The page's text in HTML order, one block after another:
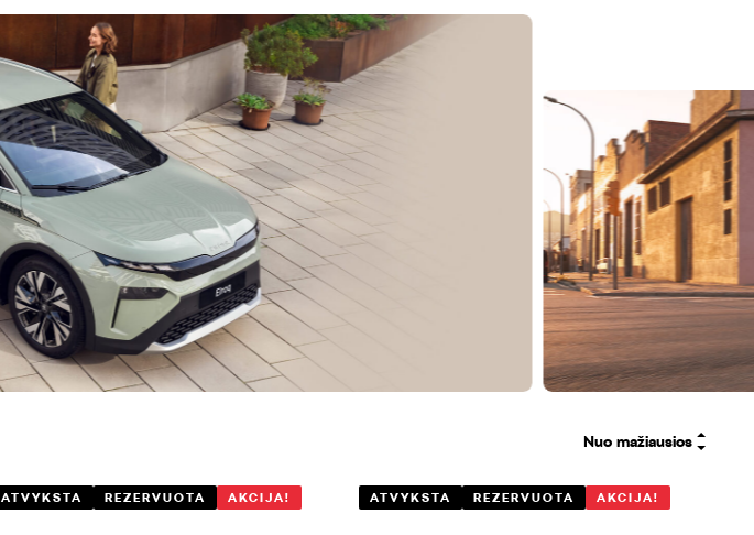
ATVYKSTA REZERVUOTA AKCIJA! ATVYKSTA REZERVUOTA AKCIJA!